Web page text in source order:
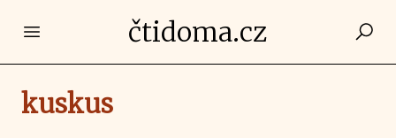
Open main menučtidoma.cz
kuskus